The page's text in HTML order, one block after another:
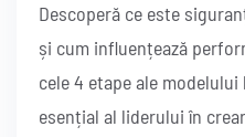
Descoperă ce este
și cum influențează
cele 4 etape ale
esențial al liderului în